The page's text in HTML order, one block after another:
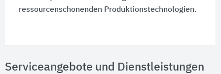
ressourcenschonenden Produktionstechnologien.
Serviceangebote und Dienstleistungen